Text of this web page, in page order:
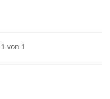
von 1